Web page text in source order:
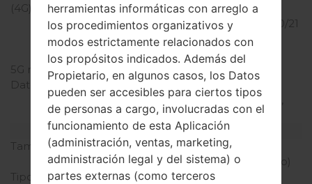
(4G) LTE
LTE Cat4
700/850/1700/1800/1900/21
00/2600 (Bands
1,2,3,4,5,7,17)
5G network
Datos
GPRS, EDGE, UMTS,
HSDPA, HSUPA, HSPA+,
LTE
Pantalla
Tamaño de la pantalla
5.5 pulgadas (~73.5%
relación pantalla-cuerpo)
Tipo de Pantalla
Curved P-OLED
herramientas informáticas con arreglo a
los procedimientos organizativos y
modos estrictamente relacionados con
los propósitos indicados. Además del
Propietario, en algunos casos, los Datos
pueden ser accesibles para ciertos tipos
de personas a cargo, involucradas con el
funcionamiento de esta Aplicación
(administración, ventas, marketing,
administración legal y del sistema) o
partes externas (como terceros